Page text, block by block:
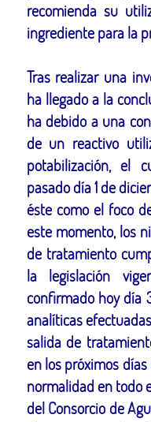
recomienda su
ingrediente para la
Tras realizar una
ha llegado a la
ha debido a una
de un reactivo
potabilización, el
pasado día 1 de
éste como el foco
este momento, los
de tratamiento
la legislación
confirmado hoy día
analíticas
salida de
en los próximos
normalidad en todo
del Consorcio de